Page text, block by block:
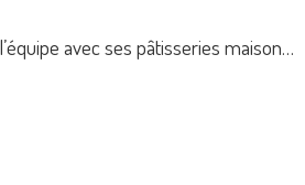
avec ses pâtisseries maison…